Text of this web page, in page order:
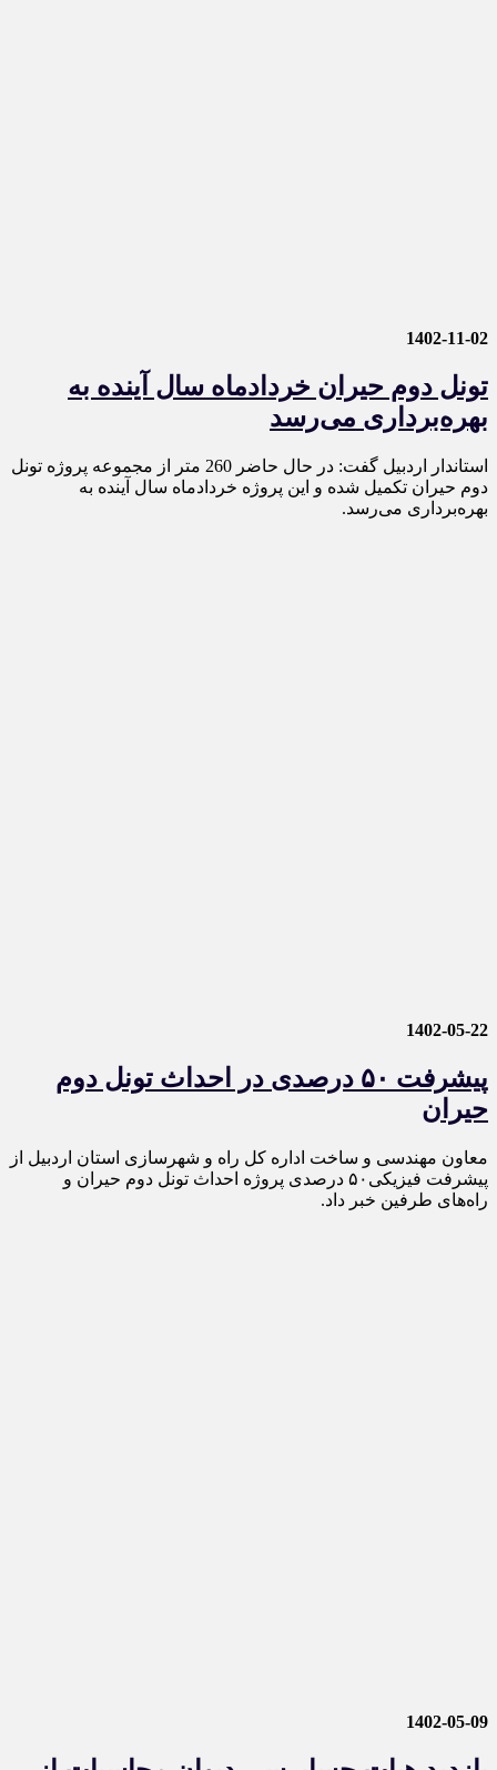
1402-11-02
تونل دوم حیران خردادماه سال آینده به
بهره‌برداری می‌رسد
استاندار اردبیل گفت: در حال حاضر 260 متر از مجموعه پروژه تونل
دوم حیران تکمیل شده و این پروژه خردادماه سال آینده به
بهره‌برداری می‌رسد.
1402-05-22
پیشرفت ۵۰ درصدی در احداث تونل دوم
حیران
معاون مهندسی و ساخت اداره کل راه و شهرسازی استان اردبیل از
پیشرفت فیزیکی۵۰ درصدی پروژه احداث تونل دوم حیران و
راه‌های طرفین خبر داد.
1402-05-09